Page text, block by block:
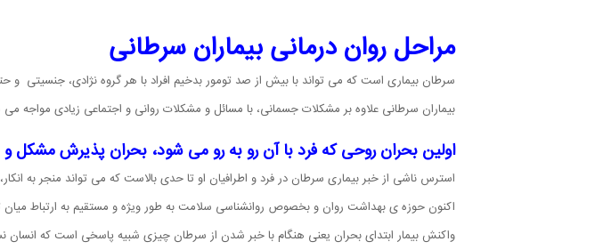
مراحل روان درمانی بیماران سرطانی
سرطان بیماری است که می تواند با بیش از صد تومور بدخیم افراد با هر گروه نژادی، جنسیتی و
بیماران سرطانی علاوه بر مشکلات جسمانی، با مسائل و مشکلات روانی و اجتماعی زیادی مواجه
اولین بحران روحی که فرد با آن رو به رو می شود، بحران پذیرش مشکل
استرس ناشی از خبر بیماری سرطان در فرد و اطرافیان او تا حدی بالاست که می تواند منجر به
اکنون حوزه ی بهداشت روان و بخصوص روانشناسی سلامت به طور ویژه و مستقیم به ارتباط میان
واکنش بیمار ابتدای بحران یعنی هنگام با خبر شدن از سرطان چیزی شبیه پاسخی است که